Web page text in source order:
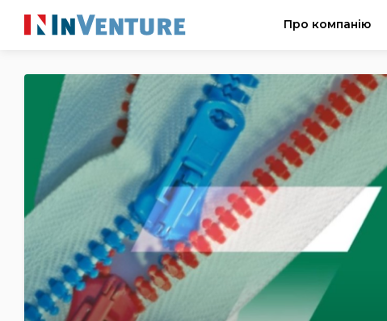
Про компанію